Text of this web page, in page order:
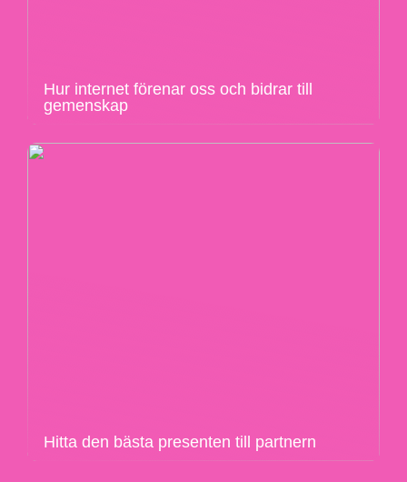
Hur internet förenar oss och bidrar till
gemenskap
Hitta den bästa presenten till partnern